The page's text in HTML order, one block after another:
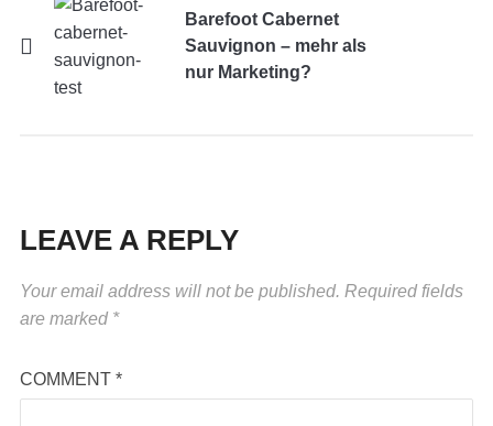
Barefoot Cabernet
Sauvignon – mehr als
nur Marketing?
LEAVE A REPLY
Your email address will not be published. Required fields
are marked *
COMMENT *